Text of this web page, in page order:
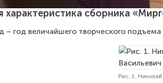
характеристика сборника
– год величайшего творческого подъема
Рис. 1. Николай